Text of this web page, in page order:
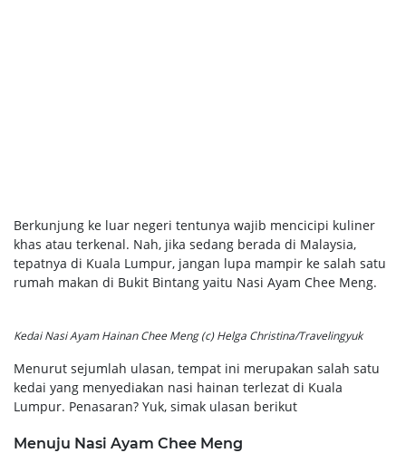
Berkunjung ke luar negeri tentunya wajib mencicipi kuliner
khas atau terkenal. Nah, jika sedang berada di Malaysia,
tepatnya di Kuala Lumpur, jangan lupa mampir ke salah satu
rumah makan di Bukit Bintang yaitu Nasi Ayam Chee Meng.
Kedai Nasi Ayam Hainan Chee Meng (c) Helga Christina/Travelingyuk
Menurut sejumlah ulasan, tempat ini merupakan salah satu
kedai yang menyediakan nasi hainan terlezat di Kuala
Lumpur. Penasaran? Yuk, simak ulasan berikut
Menuju Nasi Ayam Chee Meng